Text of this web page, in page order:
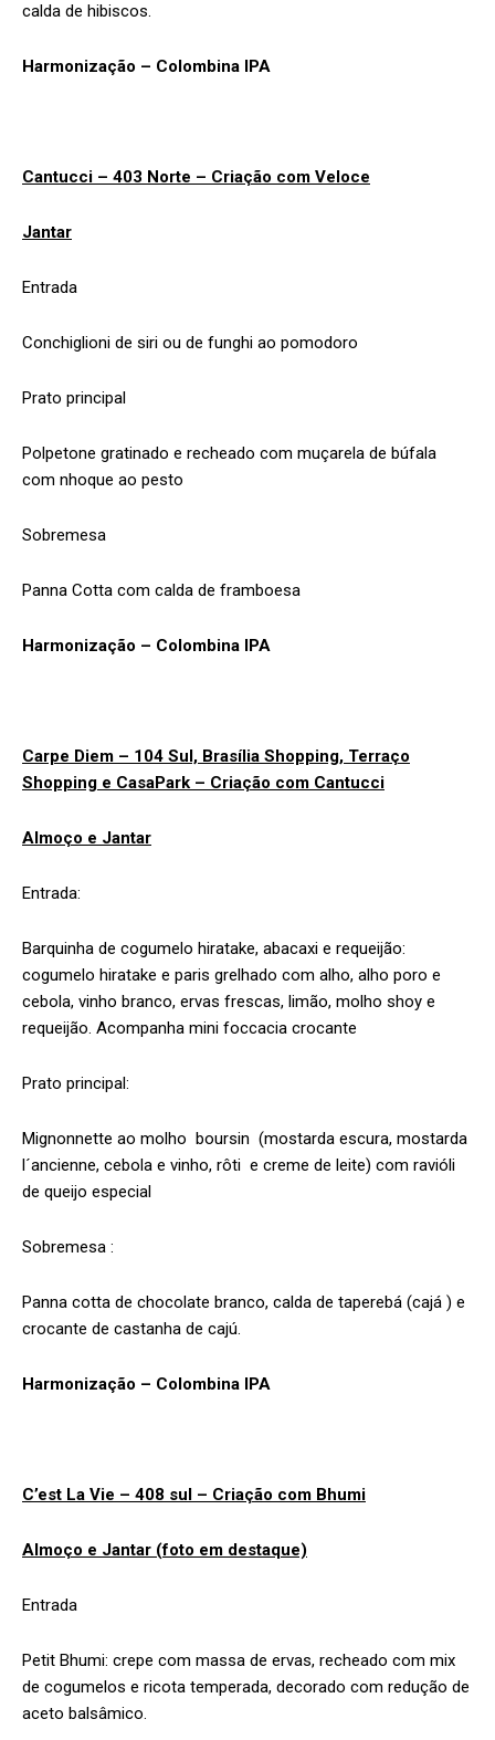
calda de hibiscos.
Harmonização – Colombina IPA
Cantucci – 403 Norte – Criação com Veloce
Jantar
Entrada
Conchiglioni de siri ou de funghi ao pomodoro
Prato principal
Polpetone gratinado e recheado com muçarela de búfala
com nhoque ao pesto
Sobremesa
Panna Cotta com calda de framboesa
Harmonização – Colombina IPA
Carpe Diem – 104 Sul, Brasília Shopping, Terraço
Shopping e CasaPark – Criação com Cantucci
Almoço e Jantar
Entrada:
Barquinha de cogumelo hiratake, abacaxi e requeijão:
cogumelo hiratake e paris grelhado com alho, alho poro e
cebola, vinho branco, ervas frescas, limão, molho shoy e
requeijão. Acompanha mini foccacia crocante
Prato principal:
Mignonnette ao molho boursin (mostarda escura, mostarda
l´ancienne, cebola e vinho, rôti e creme de leite) com ravióli
de queijo especial
Sobremesa :
Panna cotta de chocolate branco, calda de taperebá (cajá ) e
crocante de castanha de cajú.
Harmonização – Colombina IPA
C’est La Vie – 408 sul – Criação com Bhumi
Almoço e Jantar (foto em destaque)
Entrada
Petit Bhumi: crepe com massa de ervas, recheado com mix
de cogumelos e ricota temperada, decorado com redução de
aceto balsâmico.